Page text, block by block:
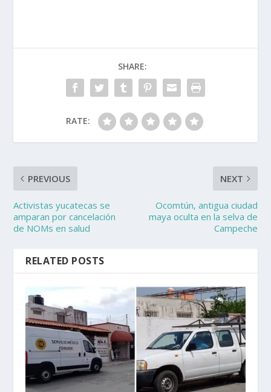
SHARE:
RATE:
PREVIOUS
Activistas yucatecas se
amparan por cancelación
de NOMs en salud
NEXT
Ocomtún, antigua ciudad
maya oculta en la selva de
Campeche
RELATED POSTS